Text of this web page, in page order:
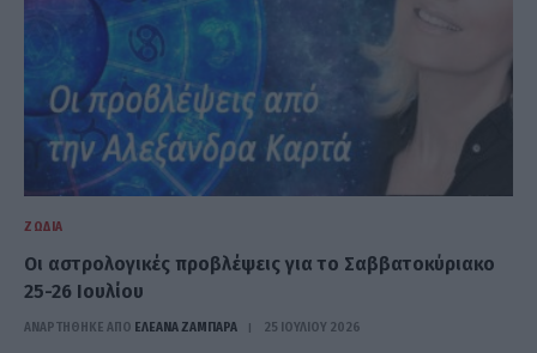
ΖΏΔΙΑ
Oι αστρολογικές προβλέψεις για το Σαββατοκύριακο
25-26 Ιουλίου
ΑΝΑΡΤΗΘΗΚΕ ΑΠΟ ΕΛΕΑΝΑ ΖΑΜΠΑΡΑ 25 ΙΟΥΛΊΟΥ 2026